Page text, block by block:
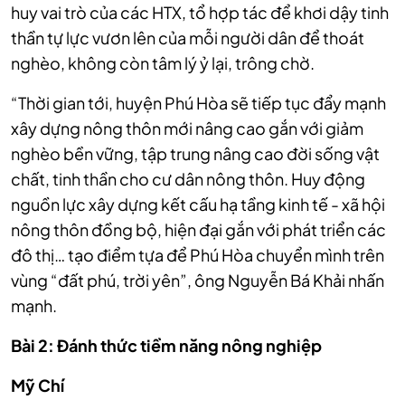
huy vai trò của các HTX, tổ hợp tác để khơi dậy tinh
thần tự lực vươn lên của mỗi người dân để thoát
nghèo, không còn tâm lý ỷ lại, trông chờ.
“Thời gian tới, huyện Phú Hòa sẽ tiếp tục đẩy mạnh
xây dựng nông thôn mới nâng cao gắn với giảm
nghèo bền vững, tập trung nâng cao đời sống vật
chất, tinh thần cho cư dân nông thôn. Huy động
nguồn lực xây dựng kết cấu hạ tầng kinh tế - xã hội
nông thôn đồng bộ, hiện đại gắn với phát triển các
đô thị… tạo điểm tựa để Phú Hòa chuyển mình trên
vùng “đất phú, trời yên”, ông Nguyễn Bá Khải nhấn
mạnh.
Bài 2: Đánh thức tiềm năng nông nghiệp
Mỹ Chí